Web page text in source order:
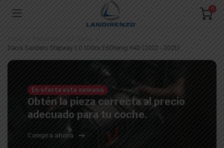
0
Inicio
Recambios GLP Dacia
Dacia Sandero Stepway 1.0 100cv E6Dtemp H4D (2012 - 2021)
En oferta esta semana
Obtén la pieza correcta al precio
adecuado para tu coche.
Compra ahora